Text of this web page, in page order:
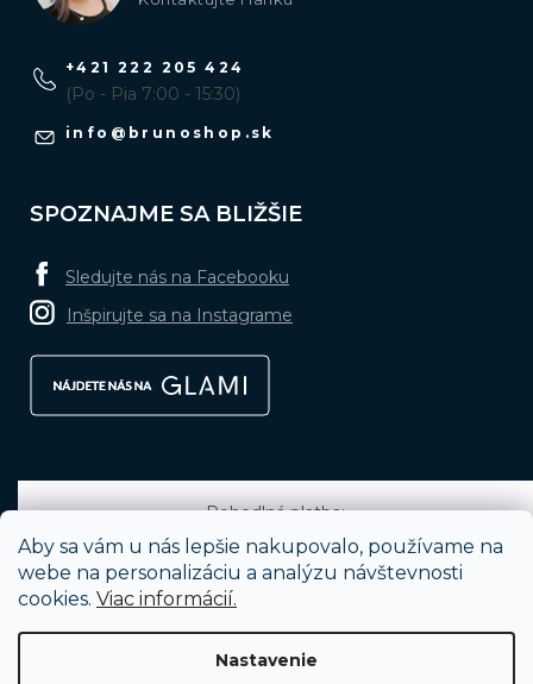
Aby sa vám u nás lepšie nakupovalo, používame na
webe na personalizáciu a analýzu návštevnosti
cookies. Viac informácií.
Nastavenie
info @ brunoshop.sk
+421 222 205 424
(Po - Pia 7:00 - 15:30)
SPOZNAJME SA BLIŽŠIE
Sledujte nás na Facebooku
Inšpirujte sa na Instagrame
Pohodlná platba: